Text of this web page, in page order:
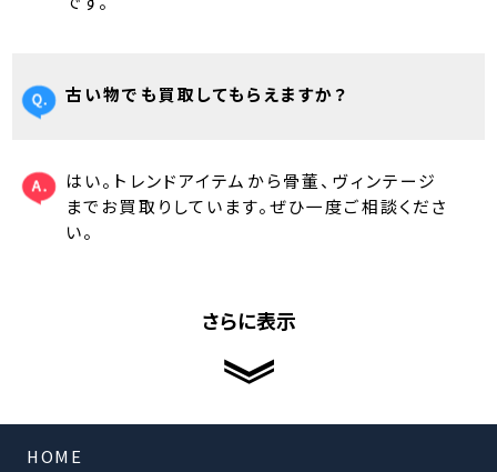
古い物でも買取してもらえますか？
はい。トレンドアイテムから骨董、ヴィンテージ
までお買取りしています。ぜひ一度ご相談くださ
い。
さらに表示
HOME